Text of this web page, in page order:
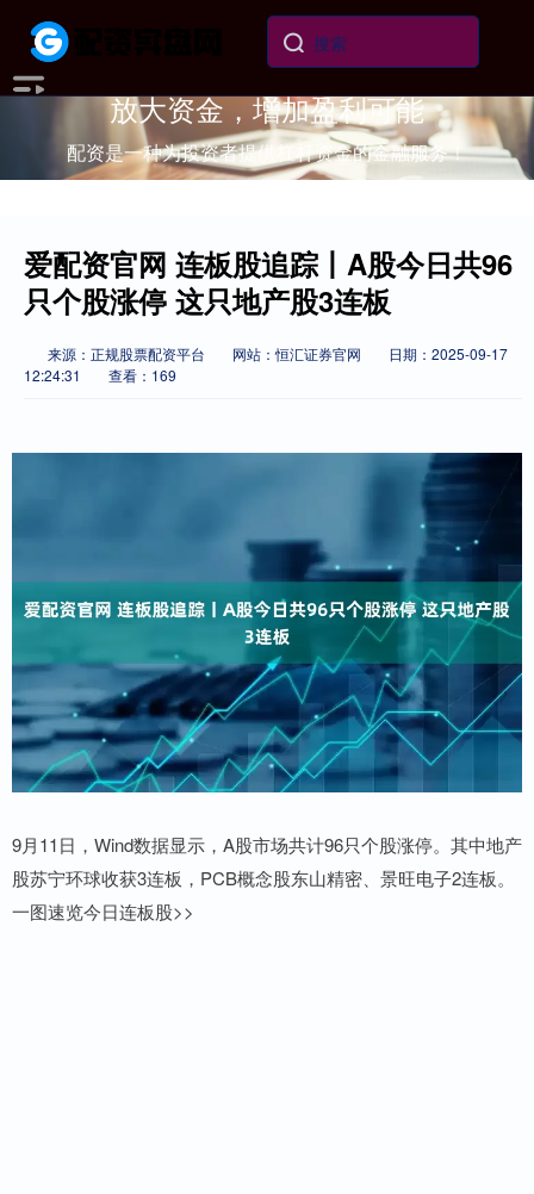
放大资金，增加盈利可能
配资是一种为投资者提供杠杆资金的金融服务！
爱配资官网 连板股追踪丨A股今日共96
只个股涨停 这只地产股3连板
来源：正规股票配资平台 网站：恒汇证券官网
日期：2025-09-17
12:24:31
查看：169
9月11日，Wind数据显示，A股市场共计96只个股涨停。其中地产
股苏宁环球收获3连板，PCB概念股东山精密、景旺电子2连板。
一图速览今日连板股>>